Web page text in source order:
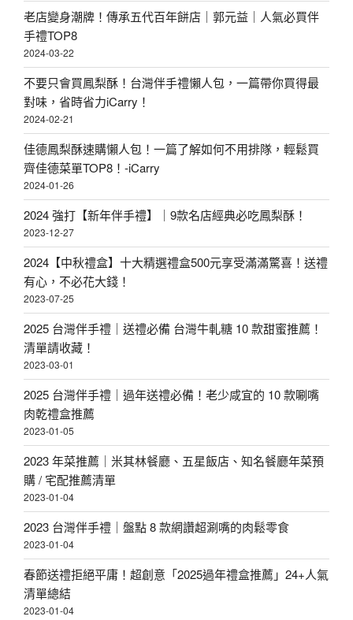
老店變身潮牌！傳承五代百年餅店｜郭元益｜人氣必買伴
手禮TOP8
2024-03-22
不要只會買鳳梨酥！台灣伴手禮懶人包，一篇帶你買得最
對味，省時省力iCarry！
2024-02-21
佳德鳳梨酥速購懶人包！一篇了解如何不用排隊，輕鬆買
齊佳德菜單TOP8！-iCarry
2024-01-26
2024 強打【新年伴手禮】｜9款名店經典必吃鳳梨酥！
2023-12-27
2024【中秋禮盒】十大精選禮盒500元享受滿滿驚喜！送禮
有心，不必花大錢！
2023-07-25
2025 台灣伴手禮｜送禮必備 台灣牛軋糖 10 款甜蜜推薦！
清單請收藏！
2023-03-01
2025 台灣伴手禮｜過年送禮必備！老少咸宜的 10 款唰嘴
肉乾禮盒推薦
2023-01-05
2023 年菜推薦｜米其林餐廳、五星飯店、知名餐廳年菜預
購 / 宅配推薦清單
2023-01-04
2023 台灣伴手禮｜盤點 8 款網讚超涮嘴的肉鬆零食
2023-01-04
春節送禮拒絕平庸！超創意「2025過年禮盒推薦」24+人氣
清單總結
2023-01-04